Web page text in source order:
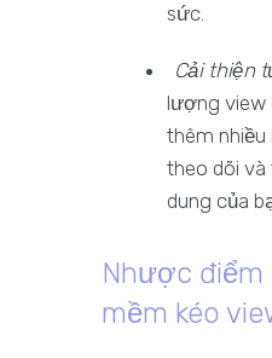
sức.
Cải thiện
lượng view
thêm
theo dõi
dung của
Nhược điểm
mềm kéo